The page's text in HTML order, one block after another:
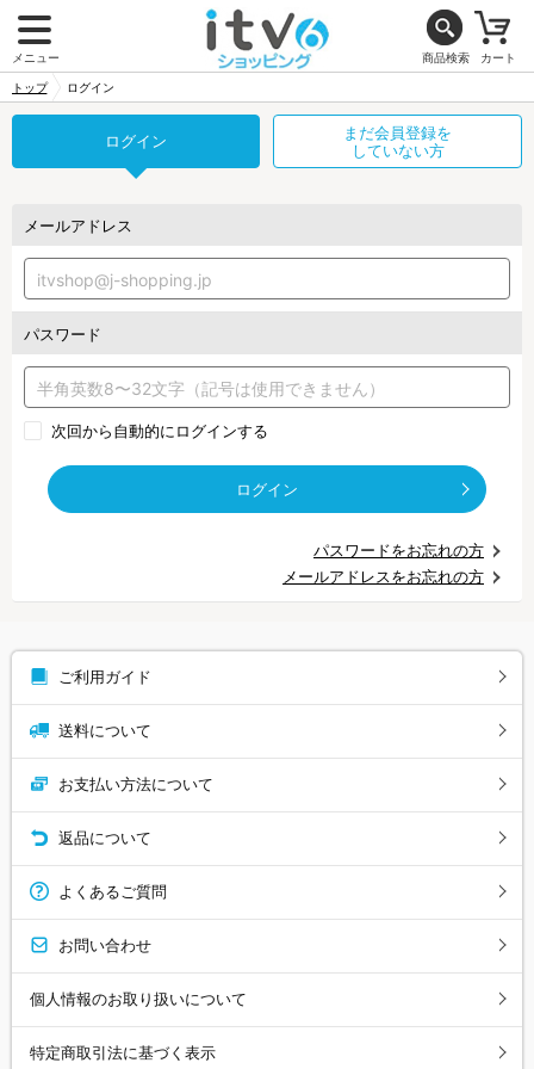
メニュー 商品検索 カート
トップ ログイン
ログイン
まだ会員登録を
していない方
メールアドレス
パスワード
次回から自動的にログインする
ログイン
パスワードをお忘れの方
メールアドレスをお忘れの方
ご利用ガイド
送料について
お支払い方法について
返品について
よくあるご質問
お問い合わせ
個人情報のお取り扱いについて
特定商取引法に基づく表示